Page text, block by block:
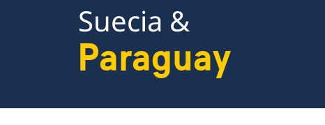
Suecia &
Paraguay